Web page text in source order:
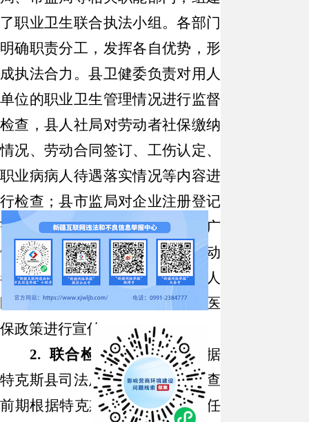
了职业卫生联合执法小组。各部门
明确职责分工，发挥各自优势，形
成执法合力。县卫健委负责对用人
单位的职业卫生管理情况进行监督
检查，县人社局对劳动者社保缴纳
情况、劳动合同签订、工伤认定、
职业病病人待遇落实情况等内容进
行检查；县市监局对企业注册登记
范围涉及执业范围、产品质量和广
告进行检查；县医保局对企业劳动
者医疗保险缴纳情况及职业病病人
医保支付情况进行检查，对企业医
保政策进行宣传。
2. 联合检查准备充分：根据
特克斯县司法局要求，我委在检查
前期根据特克斯县“综合查一次”任